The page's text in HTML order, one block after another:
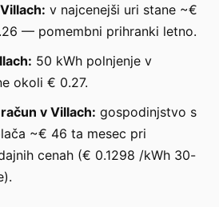
v najcenejši uri stane ~€
— pomembni prihranki letno.
50 kWh polnjenje v
okoli € 0.27.
v Villach: gospodinjstvo s
~€ 46 ta mesec pri
cenah (€ 0.1298 /kWh 30-